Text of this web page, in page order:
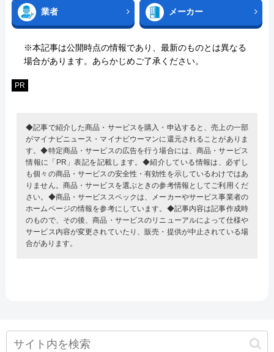
業者 メーカー
※本記事は公開時点の情報であり、最新のものとは異なる
場合があります。あらかじめご了承ください。
PR
◆記事で紹介した商品・サービスを購入・申込すると、売上の一部
がマイナビニュース・マイナビウーマンに還元されることがありま
す。◆特定商品・サービスの広告を行う場合には、商品・サービス
情報に「PR」表記を記載します。◆紹介している情報は、必ずし
も個々の商品・サービスの安全性・有効性を示しているわけではあ
りません。商品・サービスを選ぶときの参考情報としてご利用くだ
さい。◆商品・サービススペックは、メーカーやサービス事業者の
ホームページの情報を参考にしています。◆記事内容は記事作成時
のもので、その後、商品・サービスのリニューアルによって仕様や
サービス内容が変更されていたり、販売・提供が中止されている場
合があります。